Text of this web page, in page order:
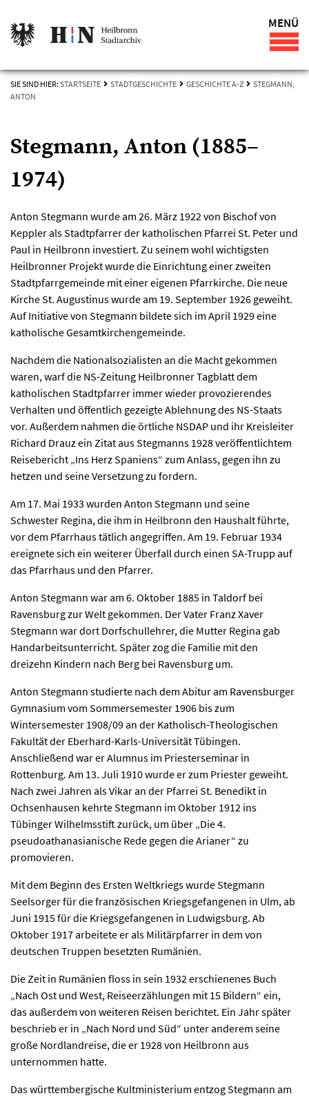
MENÜ
SIE SIND HIER: STARTSEITE STADTGESCHICHTE GESCHICHTE A-Z
STEGMANN,
ANTON
Stegmann, Anton (1885–
1974)
Anton Stegmann wurde am 26. März 1922 von Bischof von
Keppler als Stadtpfarrer der katholischen Pfarrei St. Peter und
Paul in Heilbronn investiert. Zu seinem wohl wichtigsten
Heilbronner Projekt wurde die Einrichtung einer zweiten
Stadtpfarrgemeinde mit einer eigenen Pfarrkirche. Die neue
Kirche St. Augustinus wurde am 19. September 1926 geweiht.
Auf Initiative von Stegmann bildete sich im April 1929 eine
katholische Gesamtkirchengemeinde.
Nachdem die Nationalsozialisten an die Macht gekommen
waren, warf die NS-Zeitung Heilbronner Tagblatt dem
katholischen Stadtpfarrer immer wieder provozierendes
Verhalten und öffentlich gezeigte Ablehnung des NS-Staats
vor. Außerdem nahmen die örtliche NSDAP und ihr Kreisleiter
Richard Drauz ein Zitat aus Stegmanns 1928 veröffentlichtem
Reisebericht „Ins Herz Spaniens“ zum Anlass, gegen ihn zu
hetzen und seine Versetzung zu fordern.
Am 17. Mai 1933 wurden Anton Stegmann und seine
Schwester Regina, die ihm in Heilbronn den Haushalt führte,
vor dem Pfarrhaus tätlich angegriffen. Am 19. Februar 1934
ereignete sich ein weiterer Überfall durch einen SA-Trupp auf
das Pfarrhaus und den Pfarrer.
Anton Stegmann war am 6. Oktober 1885 in Taldorf bei
Ravensburg zur Welt gekommen. Der Vater Franz Xaver
Stegmann war dort Dorfschullehrer, die Mutter Regina gab
Handarbeitsunterricht. Später zog die Familie mit den
dreizehn Kindern nach Berg bei Ravensburg um.
Anton Stegmann studierte nach dem Abitur am Ravensburger
Gymnasium vom Sommersemester 1906 bis zum
Wintersemester 1908/09 an der Katholisch-Theologischen
Fakultät der Eberhard-Karls-Universität Tübingen.
Anschließend war er Alumnus im Priesterseminar in
Rottenburg. Am 13. Juli 1910 wurde er zum Priester geweiht.
Nach zwei Jahren als Vikar an der Pfarrei St. Benedikt in
Ochsenhausen kehrte Stegmann im Oktober 1912 ins
Tübinger Wilhelmsstift zurück, um über „Die 4.
pseudoathanasianische Rede gegen die Arianer“ zu
promovieren.
Mit dem Beginn des Ersten Weltkriegs wurde Stegmann
Seelsorger für die französischen Kriegsgefangenen in Ulm, ab
Juni 1915 für die Kriegsgefangenen in Ludwigsburg. Ab
Oktober 1917 arbeitete er als Militärpfarrer in dem von
deutschen Truppen besetzten Rumänien.
Die Zeit in Rumänien floss in sein 1932 erschienenes Buch
„Nach Ost und West, Reiseerzählungen mit 15 Bildern“ ein,
das außerdem von weiteren Reisen berichtet. Ein Jahr später
beschrieb er in „Nach Nord und Süd“ unter anderem seine
große Nordlandreise, die er 1928 von Heilbronn aus
unternommen hatte.
Das württembergische Kultministerium entzog Stegmann am